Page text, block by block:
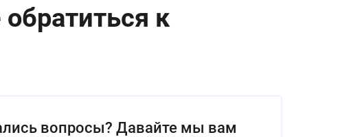
к
вопросы? Давайте мы вам